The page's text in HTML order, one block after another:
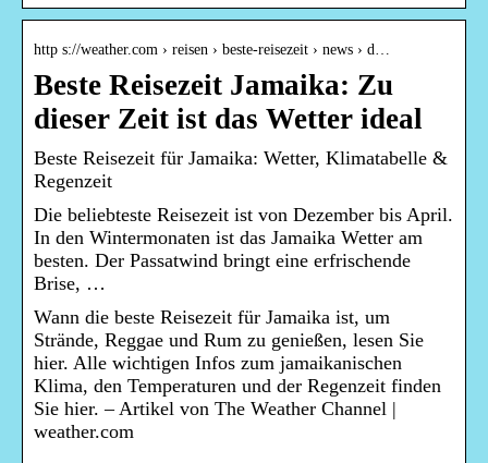
http s://weather.com › reisen › beste-reisezeit › news › d…
Beste Reisezeit Jamaika: Zu
dieser Zeit ist das Wetter ideal
Beste Reisezeit für Jamaika: Wetter, Klimatabelle &
Regenzeit
Die beliebteste Reisezeit ist von Dezember bis April.
In den Wintermonaten ist das Jamaika Wetter am
besten. Der Passatwind bringt eine erfrischende
Brise, …
Wann die beste Reisezeit für Jamaika ist, um
Strände, Reggae und Rum zu genießen, lesen Sie
hier. Alle wichtigen Infos zum jamaikanischen
Klima, den Temperaturen und der Regenzeit finden
Sie hier. – Artikel von The Weather Channel |
weather.com